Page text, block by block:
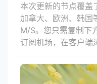
本次更新的节点覆盖
加拿大、欧洲、韩国
M/S。您只需复制下
订阅机场，在客户端